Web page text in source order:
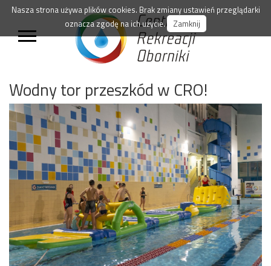
Nasza strona używa plików cookies. Brak zmiany ustawień przeglądarki
oznacza zgodę na ich użycie. Zamknij
Wodny tor przeszkód w CRO!